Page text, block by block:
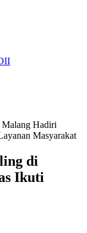
Hadiri
Masyarakat
di
Ikuti